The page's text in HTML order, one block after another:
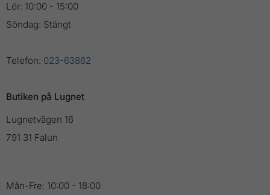
Lör: 10:00 - 15:00
Söndag: Stängt
Telefon: 023-63862
Butiken på Lugnet
Lugnetvägen 16
791 31 Falun
Mån-Fre: 10:00 - 18:00